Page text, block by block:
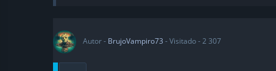
Autor - BrujoVampiro73 - Visitado - 2 307